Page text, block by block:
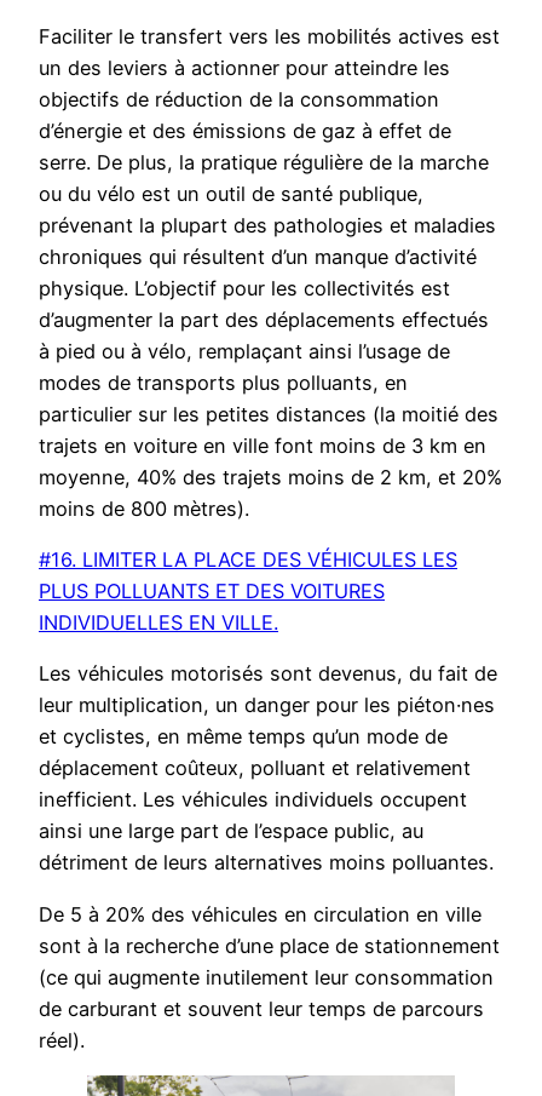
Faciliter le transfert vers les mobilités actives est
un des leviers à actionner pour atteindre les
objectifs de réduction de la consommation
d’énergie et des émissions de gaz à effet de
serre. De plus, la pratique régulière de la marche
ou du vélo est un outil de santé publique,
prévenant la plupart des pathologies et maladies
chroniques qui résultent d’un manque d’activité
physique. L’objectif pour les collectivités est
d’augmenter la part des déplacements effectués
à pied ou à vélo, remplaçant ainsi l’usage de
modes de transports plus polluants, en
particulier sur les petites distances (la moitié des
trajets en voiture en ville font moins de 3 km en
moyenne, 40% des trajets moins de 2 km, et 20%
moins de 800 mètres).
#16. LIMITER LA PLACE DES VÉHICULES LES
PLUS POLLUANTS ET DES VOITURES
INDIVIDUELLES EN VILLE.
Les véhicules motorisés sont devenus, du fait de
leur multiplication, un danger pour les piéton·nes
et cyclistes, en même temps qu’un mode de
déplacement coûteux, polluant et relativement
inefficient. Les véhicules individuels occupent
ainsi une large part de l’espace public, au
détriment de leurs alternatives moins polluantes.
De 5 à 20% des véhicules en circulation en ville
sont à la recherche d’une place de stationnement
(ce qui augmente inutilement leur consommation
de carburant et souvent leur temps de parcours
réel).